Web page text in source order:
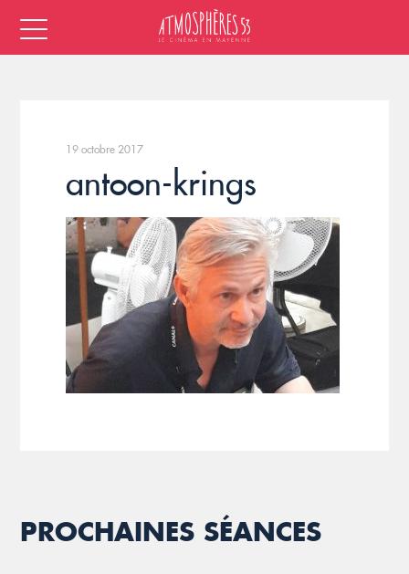
19 octobre 2017
antoon-krings
PROCHAINES SÉANCES